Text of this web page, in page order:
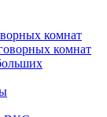
комнат
комнат